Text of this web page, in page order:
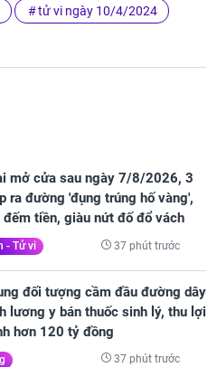
tử vi ngày 10/4/2024
mở cửa sau ngày 7/8/2026, 3
ra đường 'đụng trúng hố vàng',
tiền, giàu nứt đố đổ vách
- Tử vi 37 phút trước
đối tượng cầm đầu đường dây
lương y bán thuốc sinh lý, thu lợi
hơn 120 tỷ đồng
37 phút trước